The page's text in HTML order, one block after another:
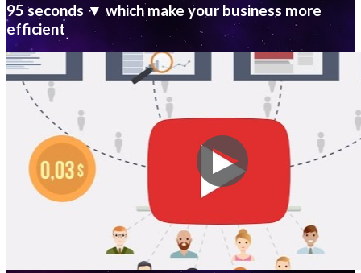
95 seconds ▼ which make your business more
efficient